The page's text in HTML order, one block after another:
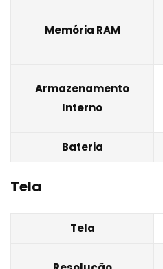
Memória RAM
Armazenamento
Interno
Bateria
Tela
Tela